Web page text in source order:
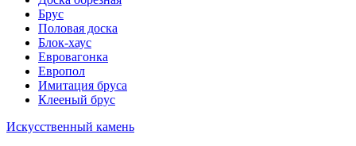
Брус
Половая доска
Блок-хаус
Евровагонка
Европол
Имитация бруса
Клееный брус
Искусственный камень